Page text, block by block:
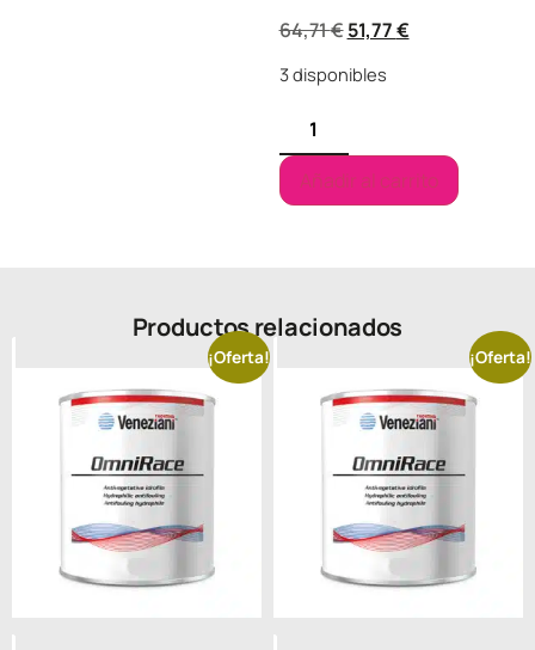
64,71€ 51,77€
3 disponibles
Añadir al carrito
Productos relacionados
¡Oferta! ¡Oferta!